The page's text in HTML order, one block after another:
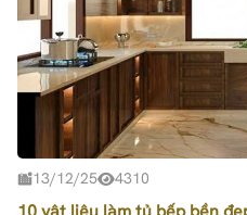
13/12/25 4310